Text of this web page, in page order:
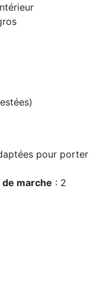
pour porter
de marche : 2